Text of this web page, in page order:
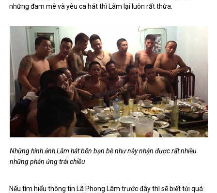
những đam mê và yêu ca hát thì Lâm lại luôn rất thừa.
Những hình ảnh Lâm hát bên bạn bè như này nhận được rất nhiều
những phản ứng trái chiều
Nếu tìm hiểu thông tin Lã Phong Lâm trước đây thì sẽ biết tới quá